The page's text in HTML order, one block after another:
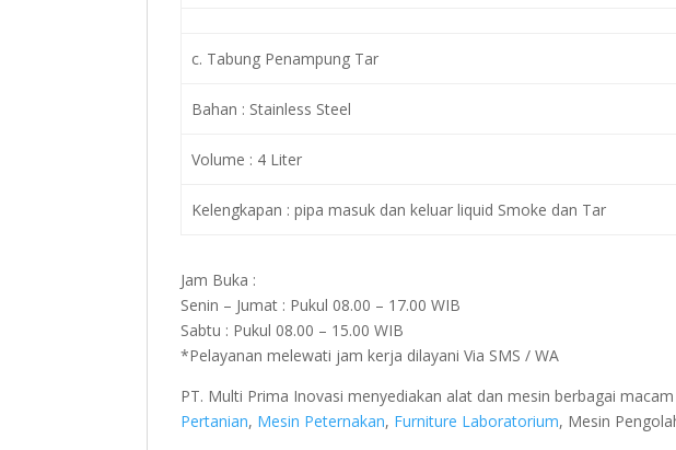
c. Tabung Penampung Tar
Bahan : Stainless Steel
Volume : 4 Liter
Kelengkapan : pipa masuk dan keluar liquid Smoke dan Tar
Jam Buka :
Senin – Jumat : Pukul 08.00 – 17.00 WIB
Sabtu : Pukul 08.00 – 15.00 WIB
*Pelayanan melewati jam kerja dilayani Via SMS / WA
PT. Multi Prima Inovasi menyediakan alat dan mesin berbagai
Pertanian, Mesin Peternakan, Furniture Laboratorium, Mesin